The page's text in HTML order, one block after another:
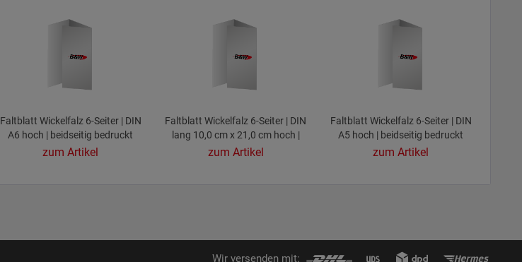
Faltblatt Wickelfalz 6-Seiter | DIN
A6 hoch | beidseitig bedruckt
zum Artikel
Faltblatt Wickelfalz 6-Seiter | DIN
lang 10,0 cm x 21,0 cm hoch |
beidseitig bedruckt
zum Artikel
Faltblatt Wickelfalz 6-Seiter | DIN
A5 hoch | beidseitig bedruckt
zum Artikel
Wir versenden mit: